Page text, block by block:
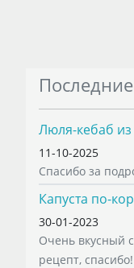
Люля-кебаб
11-10-2025
Спасибо за
Капуста по-
30-01-2023
Очень вкусный
рецепт,